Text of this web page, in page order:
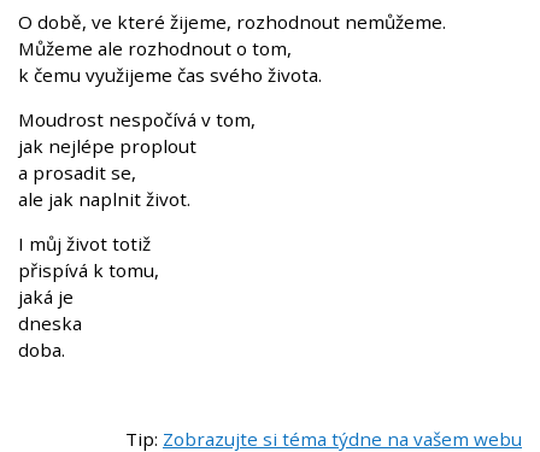
O době, ve které žijeme, rozhodnout nemůžeme.
Můžeme ale rozhodnout o tom,
k čemu využijeme čas svého života.
Moudrost nespočívá v tom,
jak nejlépe proplout
a prosadit se,
ale jak naplnit život.
I můj život totiž
přispívá k tomu,
jaká je
dneska
doba.
Tip: Zobrazujte si téma týdne na vašem webu